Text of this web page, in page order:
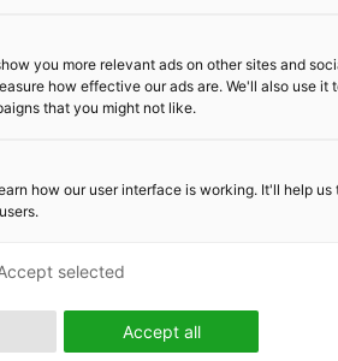
you more relevant ads on other sites and
how effective our ads are. We'll also use it
that you might not like.
how our user interface is working. It'll help us
Accept all
selected